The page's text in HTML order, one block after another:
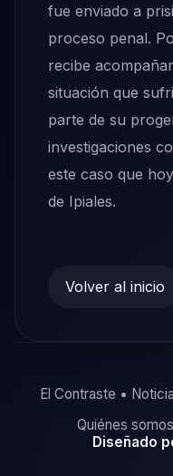
fue enviado a
proceso penal.
recibe
situación que
parte de su
investigaciones
este caso que
de Ipiales.
Volver al inicio
El Contraste •
Quiénes somos
Diseñado